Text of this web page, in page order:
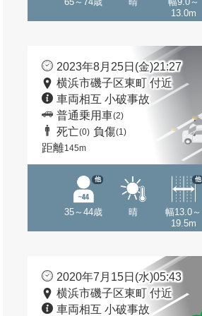
13.0m
2023年8月25日(金)21:27
横浜市磯子区東町 付近
車両相互 小破事故
普通乗用車(2)
死亡(0) 負傷(1)
距離145m
35～44歳
他
晴
幅13.0～
19.5m
他
2020年7月15日(水)05:43
横浜市磯子区東町 付近
車両相互 小破事故